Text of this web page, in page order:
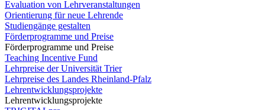
Evaluation von Lehrveranstaltungen
Orientierung für neue Lehrende
Studiengänge gestalten
Förderprogramme und Preise
Förderprogramme und Preise
Teaching Incentive Fund
Lehrpreise der Universität Trier
Lehrpreise des Landes Rheinland-Pfalz
Lehrentwicklungsprojekte
Lehrentwicklungsprojekte